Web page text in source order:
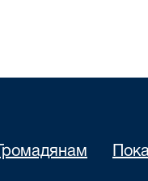
Громадянам